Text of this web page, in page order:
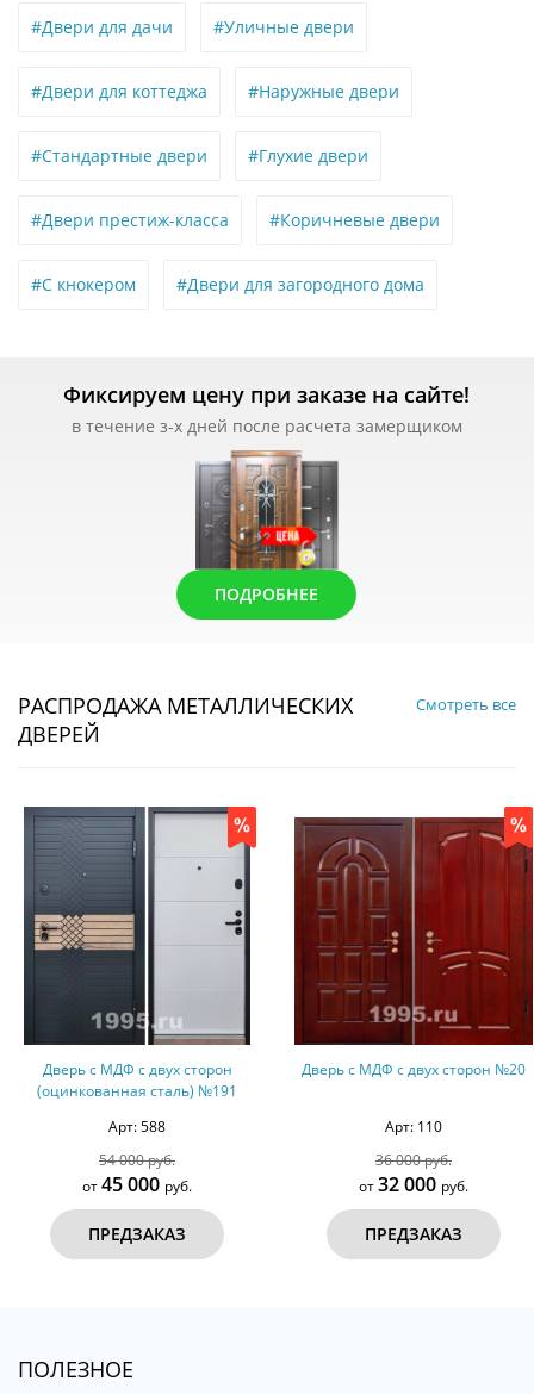
#Двери для дачи #Уличные двери
#Двери для коттеджа #Наружные двери
#Стандартные двери #Глухие двери
#Двери престиж-класса #Коричневые двери
#С кнокером #Двери для загородного дома
Фиксируем цену при заказе на сайте!
в течение з-х дней после расчета замерщиком
ПОДРОБНЕЕ
РАСПРОДАЖА МЕТАЛЛИЧЕСКИХ
ДВЕРЕЙ
Смотреть все
Дверь с МДФ с двух сторон
(оцинкованная сталь) №191
Арт: 588
54 000 руб.
от45 000 руб.
ПРЕДЗАКАЗ
Дверь с МДФ с двух сторон №20
Арт: 110
36 000 руб.
от32 000 руб.
ПРЕДЗАКАЗ
ПОЛЕЗНОЕ